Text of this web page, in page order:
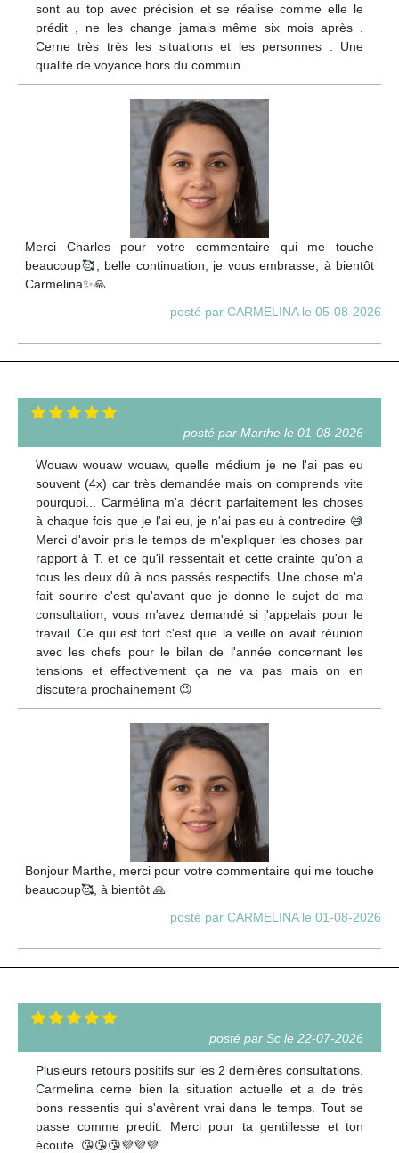
sont au top avec précision et se réalise comme elle le
prédit , ne les change jamais même six mois après .
Cerne très très les situations et les personnes . Une
qualité de voyance hors du commun.
Merci Charles pour votre commentaire qui me touche
beaucoup🥰, belle continuation, je vous embrasse, à bientôt
Carmelina✨🙏
posté par CARMELINA le 05-08-2026
posté par Marthe le 01-08-2026
Wouaw wouaw wouaw, quelle médium je ne l'ai pas eu
souvent (4x) car très demandée mais on comprends vite
pourquoi... Carmélina m'a décrit parfaitement les choses
à chaque fois que je l'ai eu, je n'ai pas eu à contredire 😅
Merci d'avoir pris le temps de m'expliquer les choses par
rapport à T. et ce qu'il ressentait et cette crainte qu'on a
tous les deux dû à nos passés respectifs. Une chose m'a
fait sourire c'est qu'avant que je donne le sujet de ma
consultation, vous m'avez demandé si j'appelais pour le
travail. Ce qui est fort c'est que la veille on avait réunion
avec les chefs pour le bilan de l'année concernant les
tensions et effectivement ça ne va pas mais on en
discutera prochainement 😉
Bonjour Marthe, merci pour votre commentaire qui me touche
beaucoup🥰, à bientôt 🙏
posté par CARMELINA le 01-08-2026
posté par Sc le 22-07-2026
Plusieurs retours positifs sur les 2 dernières consultations.
Carmelina cerne bien la situation actuelle et a de très
bons ressentis qui s'avèrent vrai dans le temps. Tout se
passe comme predit. Merci pour ta gentillesse et ton
écoute. 😘😘😘💜💜💜